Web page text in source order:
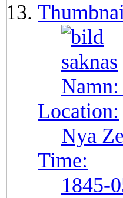
Namn:
Location:
Nya
Time:
1845-